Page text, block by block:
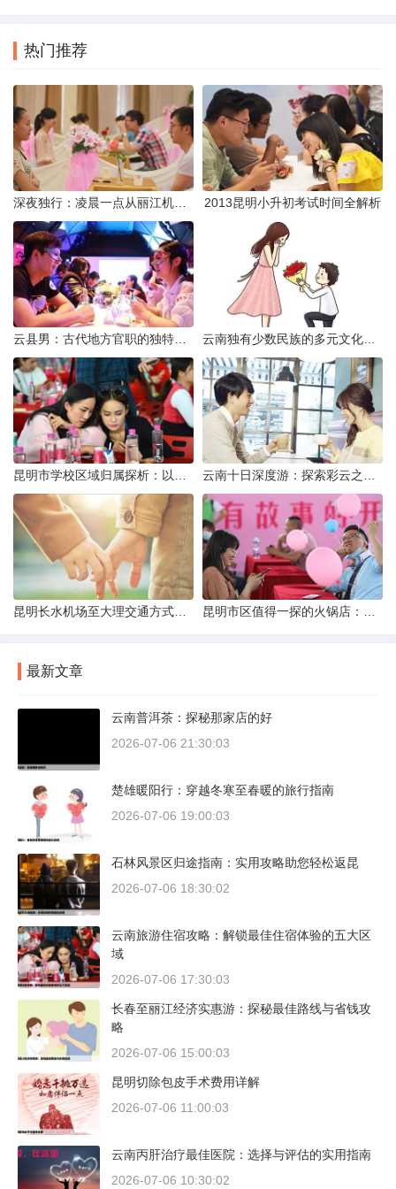
热门推荐
2013昆明小升初考试时间全解析
最新文章
云南普洱茶：探秘那家店的好
2026-07-06 21:30:03
楚雄暖阳行：穿越冬寒至春暖的旅行指南
2026-07-06 19:00:03
石林风景区归途指南：实用攻略助您轻松返昆
2026-07-06 18:30:02
云南旅游住宿攻略：解锁最佳住宿体验的五大区
域
2026-07-06 17:30:03
长春至丽江经济实惠游：探秘最佳路线与省钱攻
略
2026-07-06 15:00:03
昆明切除包皮手术费用详解
2026-07-06 11:00:03
云南丙肝治疗最佳医院：选择与评估的实用指南
2026-07-06 10:30:02